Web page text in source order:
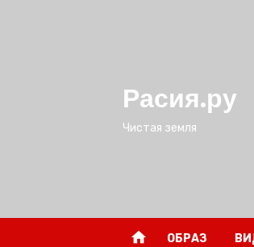
Расия.ру
Чистая земля
home ОБРАЗ